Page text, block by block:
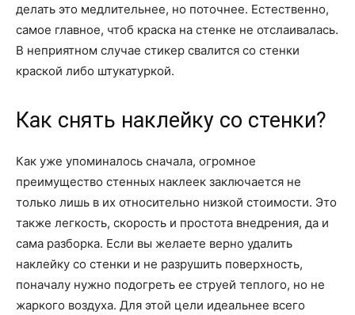
делать это медлительнее, но поточнее. Естественно,
самое главное, чтоб краска на стенке не отслаивалась.
В неприятном случае стикер свалится со стенки
краской либо штукатуркой.
Как снять наклейку со стенки?
Как уже упоминалось сначала, огромное
преимущество стенных наклеек заключается не
только лишь в их относительно низкой стоимости. Это
также легкость, скорость и простота внедрения, да и
сама разборка. Если вы желаете верно удалить
наклейку со стенки и не разрушить поверхность,
поначалу нужно подогреть ее струей теплого, но не
жаркого воздуха. Для этой цели идеальнее всего